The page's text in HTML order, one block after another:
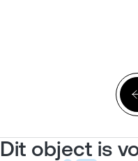
Dit object is